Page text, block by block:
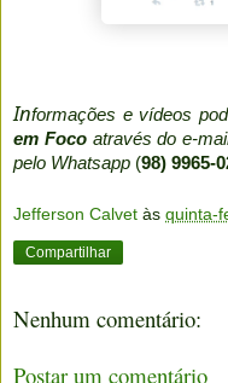
Informações e vídeos
em Focoatravés do e-
pelo Whatsapp (98) 9965-
Jefferson Calvet às quinta-
Compartilhar
Nenhum comentário:
Postar um comentário